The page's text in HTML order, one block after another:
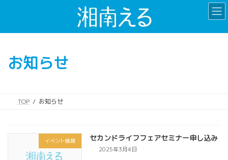
お知らせ
TOP お知らせ
イベント情報 セカンドライフフェアセミナー申し込み
2025年3月4日